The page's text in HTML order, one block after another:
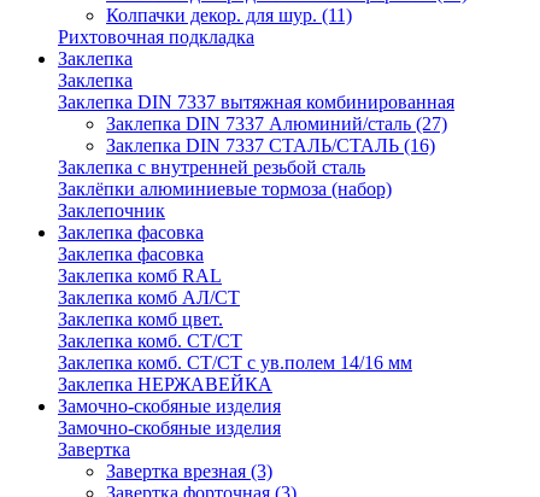
Колпачки декор. для шур. (11)
Рихтовочная подкладка
Заклепка
Заклепка
Заклепка DIN 7337 вытяжная комбинированная
Заклепка DIN 7337 Алюминий/сталь (27)
Заклепка DIN 7337 СТАЛЬ/СТАЛЬ (16)
Заклепка с внутренней резьбой сталь
Заклёпки алюминиевые тормоза (набор)
Заклепочник
Заклепка фасовка
Заклепка фасовка
Заклепка комб RAL
Заклепка комб АЛ/СТ
Заклепка комб цвет.
Заклепка комб. СТ/СТ
Заклепка комб. СТ/СТ с ув.полем 14/16 мм
Заклепка НЕРЖАВЕЙКА
Замочно-скобяные изделия
Замочно-скобяные изделия
Завертка
Завертка врезная (3)
Завертка форточная (3)